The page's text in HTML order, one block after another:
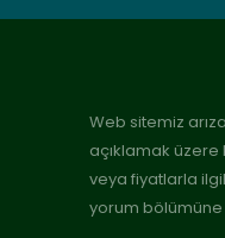
Web sitemiz
açıklamak üzere
veya fiyatlarla
yorum bölümüne